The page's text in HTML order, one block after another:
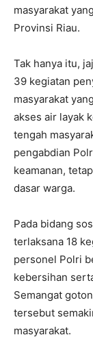
masyarakat
Provinsi Riau.
Tak hanya itu,
39 kegiatan
masyarakat
akses air layak
tengah
pengabdian
keamanan,
dasar warga.
Pada bidang
terlaksana 18
personel Polri
kebersihan
Semangat
tersebut
masyarakat.